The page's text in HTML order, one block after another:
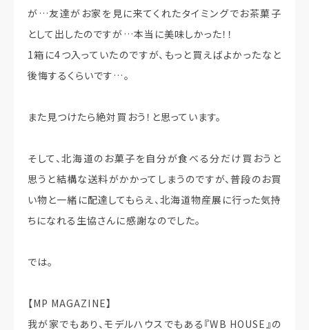
が…友達がお家を見に来てくれたタイミングでお茶菓子
として出したのですが…本当に美味しかった！！
1箱に4つ入っていたのですが、もっと買えばよかったなと
後悔するくらいです…。
また見つけたら絶対買おう！と思っています。
そして、北海道のお菓子を自分が食べる分だけ買おうと
思うと結構な送料がかかってしまうのですが、普段のお買
い物と一緒に配達してもらえ、北海道物産展に行った気持
ちになれる生協さんに感謝なのでした。
では。
【MP MAGAZINE】
我が家でもあり、モデルハウスでもある『WB HOUSE』の